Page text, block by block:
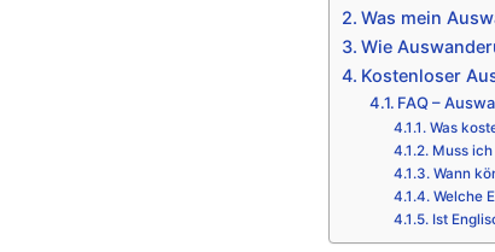
Was mein
Wie
Kostenloser
FAQ –
Was
Muss
Wann
Welche
Ist